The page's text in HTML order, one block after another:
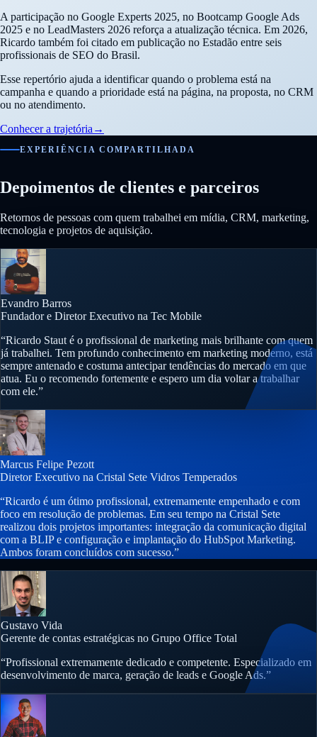
A participação no Google Experts 2025, no Bootcamp Google Ads
2025 e no LeadMasters 2026 reforça a atualização técnica. Em 2026,
Ricardo também foi citado em publicação no Estadão entre seis
profissionais de SEO do Brasil.
Esse repertório ajuda a identificar quando o problema está na
campanha e quando a prioridade está na página, na proposta, no CRM
ou no atendimento.
Conhecer a trajetória →
EXPERIÊNCIA COMPARTILHADA
Depoimentos de clientes e parceiros
Retornos de pessoas com quem trabalhei em mídia, CRM, marketing,
tecnologia e projetos de aquisição.
Evandro Barros
Fundador e Diretor Executivo na Tec Mobile
“Ricardo Staut é o profissional de marketing mais brilhante com quem
já trabalhei. Tem profundo conhecimento em marketing moderno, está
sempre antenado e costuma antecipar tendências do mercado em que
atua. Eu o recomendo fortemente e espero um dia voltar a trabalhar
com ele.”
Marcus Felipe Pezott
Diretor Executivo na Cristal Sete Vidros Temperados
“Ricardo é um ótimo profissional, extremamente empenhado e com
foco em resolução de problemas. Em seu tempo na Cristal Sete
realizou dois projetos importantes: integração da comunicação digital
com a BLIP e configuração e implantação do HubSpot Marketing.
Ambos foram concluídos com sucesso.”
Gustavo Vida
Gerente de contas estratégicas no Grupo Office Total
“Profissional extremamente dedicado e competente. Especializado em
desenvolvimento de marca, geração de leads e Google Ads.”